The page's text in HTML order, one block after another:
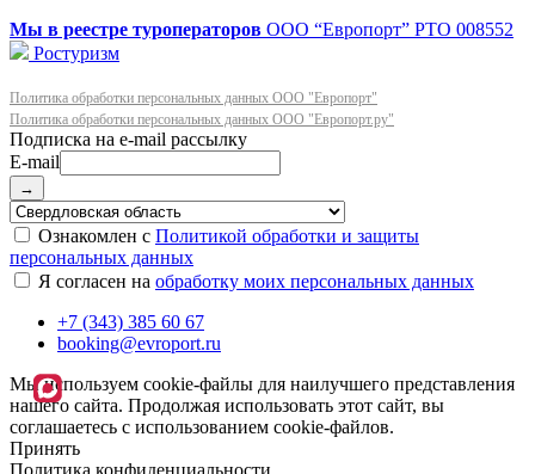
Мы в реестре туроператоров ООО “Европорт” РТО 008552
Ростуризм
Политика обработки персональных данных ООО "Европорт"
Политика обработки персональных данных ООО "Европорт.ру"
E-mail
→
Ознакомлен с Политикой обработки и защиты
персональных данных
Я согласен на обработку моих персональных данных
+7 (343) 385 60 67
booking@evroport.ru
Мы используем cookie-файлы для наилучшего представления
нашего сайта. Продолжая использовать этот сайт, вы
соглашаетесь с использованием cookie-файлов.
Принять
Политика конфиденциальности